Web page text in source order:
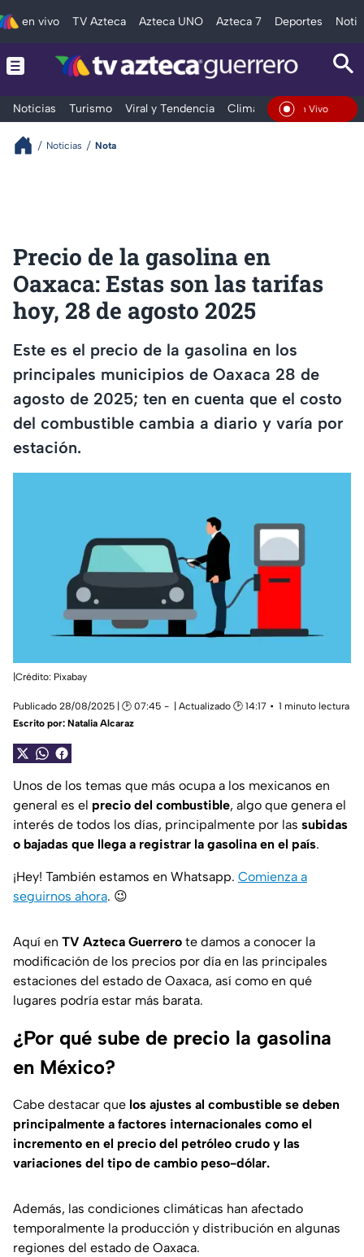
en vivo TV Azteca Azteca UNO Azteca 7 Deportes
Noticias Turismo Viral y Tendencia Clima Deportes
En Vivo
Noticias Nota
Precio de la gasolina en
Oaxaca: Estas son las tarifas
hoy, 28 de agosto 2025
Este es el precio de la gasolina en los
principales municipios de Oaxaca 28 de
agosto de 2025; ten en cuenta que el costo
del combustible cambia a diario y varía por
estación.
|Crédito: Pixabay
Publicado 28/08/2025 | 🕑 07:45 | Actualizado 🕑 14:17
1 minuto lectura
Escrito por: Natalia Alcaraz
Unos de los temas que más ocupa a los mexicanos en
general es el precio del combustible, algo que genera el
interés de todos los días, principalmente por las subidas
o bajadas que llega a registrar la gasolina en el país.
¡Hey! También estamos en Whatsapp. Comienza a
seguirnos ahora. 😉
Aquí en TV Azteca Guerrero te damos a conocer la
modificación de los precios por día en las principales
estaciones del estado de Oaxaca, así como en qué
lugares podría estar más barata.
¿Por qué sube de precio la gasolina
en México?
Cabe destacar que los ajustes al combustible se deben
principalmente a factores internacionales como el
incremento en el precio del petróleo crudo y las
variaciones del tipo de cambio peso-dólar.
Además, las condiciones climáticas han afectado
temporalmente la producción y distribución en algunas
regiones del estado de Oaxaca.